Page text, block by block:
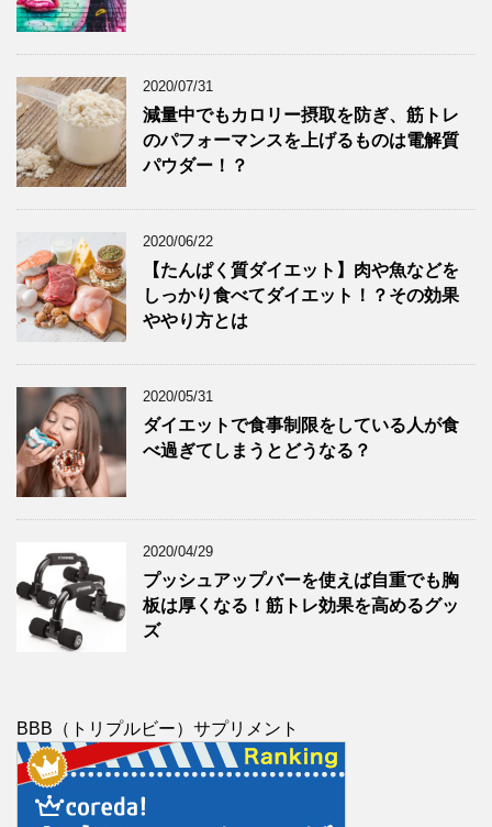
2020/07/31
減量中でもカロリー摂取を防ぎ、筋トレ
のパフォーマンスを上げるものは電解質
パウダー！？
2020/06/22
【たんぱく質ダイエット】肉や魚などを
しっかり食べてダイエット！？その効果
ややり方とは
2020/05/31
ダイエットで食事制限をしている人が食
べ過ぎてしまうとどうなる？
2020/04/29
プッシュアップバーを使えば自重でも胸
板は厚くなる！筋トレ効果を高めるグッ
ズ
BBB（トリプルビー）サプリメント